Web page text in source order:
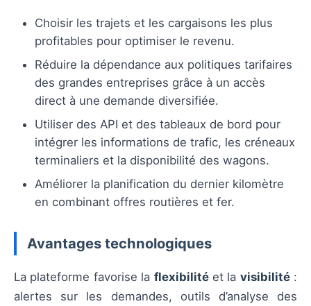
Choisir les trajets et les cargaisons les plus
profitables pour optimiser le revenu.
Réduire la dépendance aux politiques tarifaires
des grandes entreprises grâce à un accès
direct à une demande diversifiée.
Utiliser des API et des tableaux de bord pour
intégrer les informations de trafic, les créneaux
terminaliers et la disponibilité des wagons.
Améliorer la planification du dernier kilomètre
en combinant offres routières et fer.
Avantages technologiques
La plateforme favorise la flexibilitéet la visibilité:
alertes sur les demandes, outils d’analyse des